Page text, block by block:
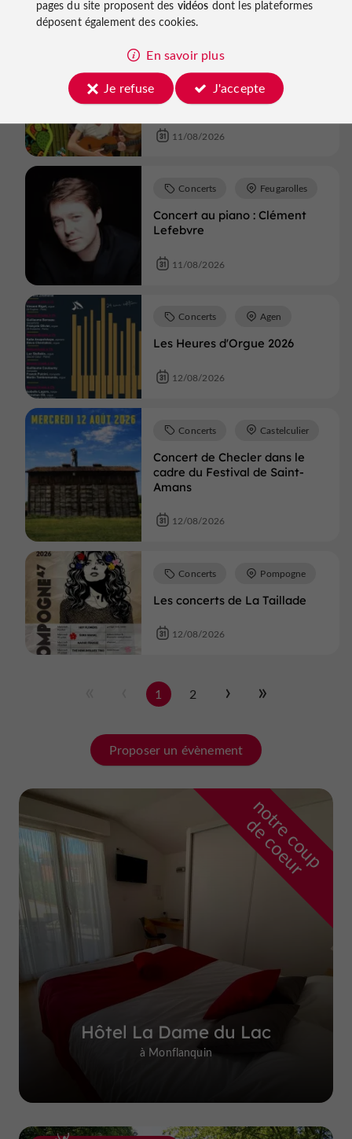
11/08/2026
Mardis So Gascogne - Marché
gourmand et convivial # 7
Concerts
11/08/2026
Concert au piano : Clément
Lefebvre
Concerts Feugarolles
11/08/2026
Les Heures d'Orgue 2026
Concerts Agen
12/08/2026
Concert de Checler dans le
cadre du Festival de Saint-
Amans
Concerts Castelculier
12/08/2026
Les concerts de La Taillade
Concerts Pompogne
12/08/2026
1 2
Proposer un évènement
n
o
t
r
e
c
o
u
p
d
e
c
o
e
u
r
Hôtel La Dame du Lac
à Monflanquin
pages du site proposent des vidéos dont les plateformes
déposent également des cookies.
En savoir plus
Je refuse
J'accepte